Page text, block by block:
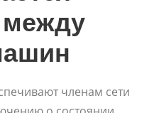
между
членам сети